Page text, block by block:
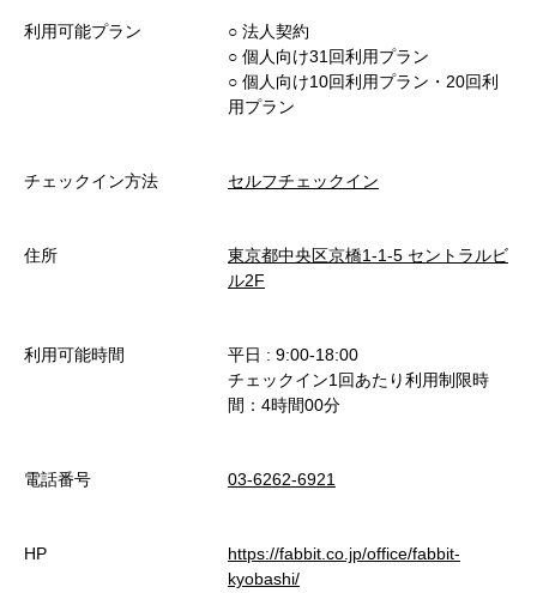
利用可能プラン
○︎ 法人契約
○︎ 個人向け31回利用プラン
○︎ 個人向け10回利用プラン・20回利
用プラン
チェックイン方法 セルフチェックイン
住所
東京都中央区京橋1-1-5 セントラルビ
ル2F
利用可能時間
平日 : 9:00-18:00
チェックイン1回あたり利用制限時
間：4時間00分
電話番号 03-6262-6921
HP
https://fabbit.co.jp/office/fabbit-
kyobashi/